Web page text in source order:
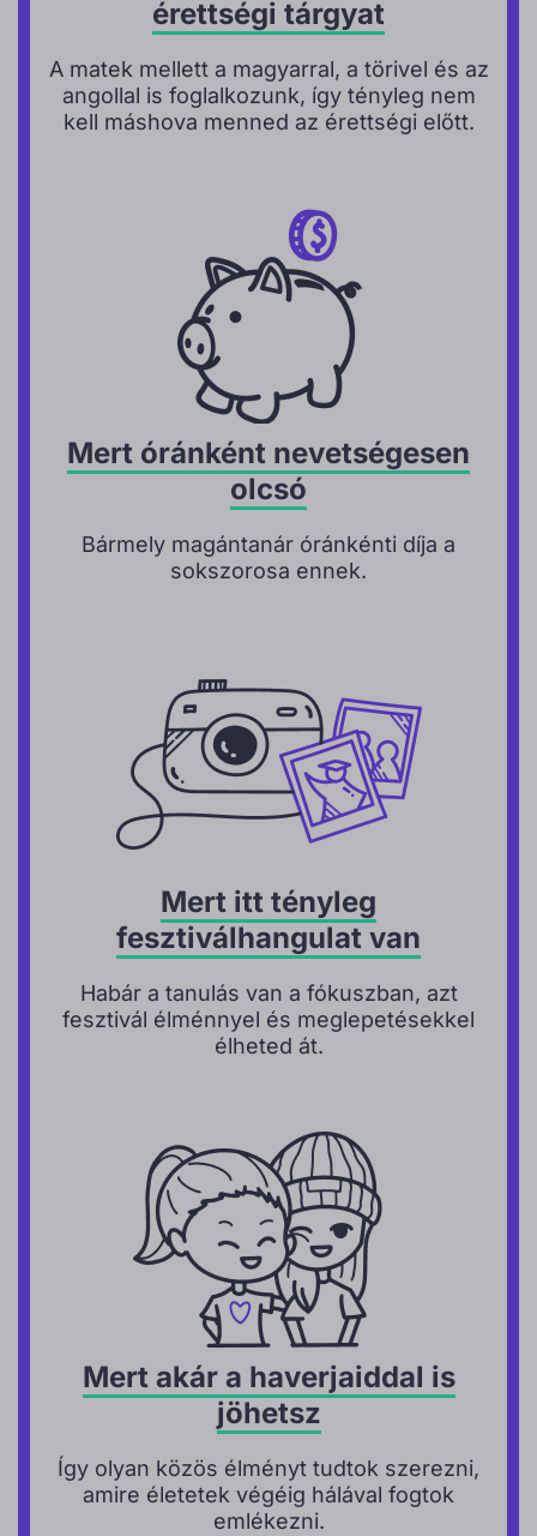
érettségi tárgyat
A matek mellett a magyarral, a törivel és az
angollal is foglalkozunk, így tényleg nem
kell máshova menned az érettségi előtt.
Mert óránként nevetségesen
olcsó
Bármely magántanár óránkénti díja a
sokszorosa ennek.
Mert itt tényleg
fesztiválhangulat van
Habár a tanulás van a fókuszban, azt
fesztivál élménnyel és meglepetésekkel
élheted át.
Mert akár a haverjaiddal is
jöhetsz
Így olyan közös élményt tudtok szerezni,
amire életetek végéig hálával fogtok
emlékezni.